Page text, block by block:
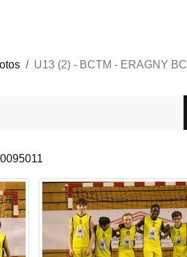
U13 (2) - BCTM - ERAGNY BC